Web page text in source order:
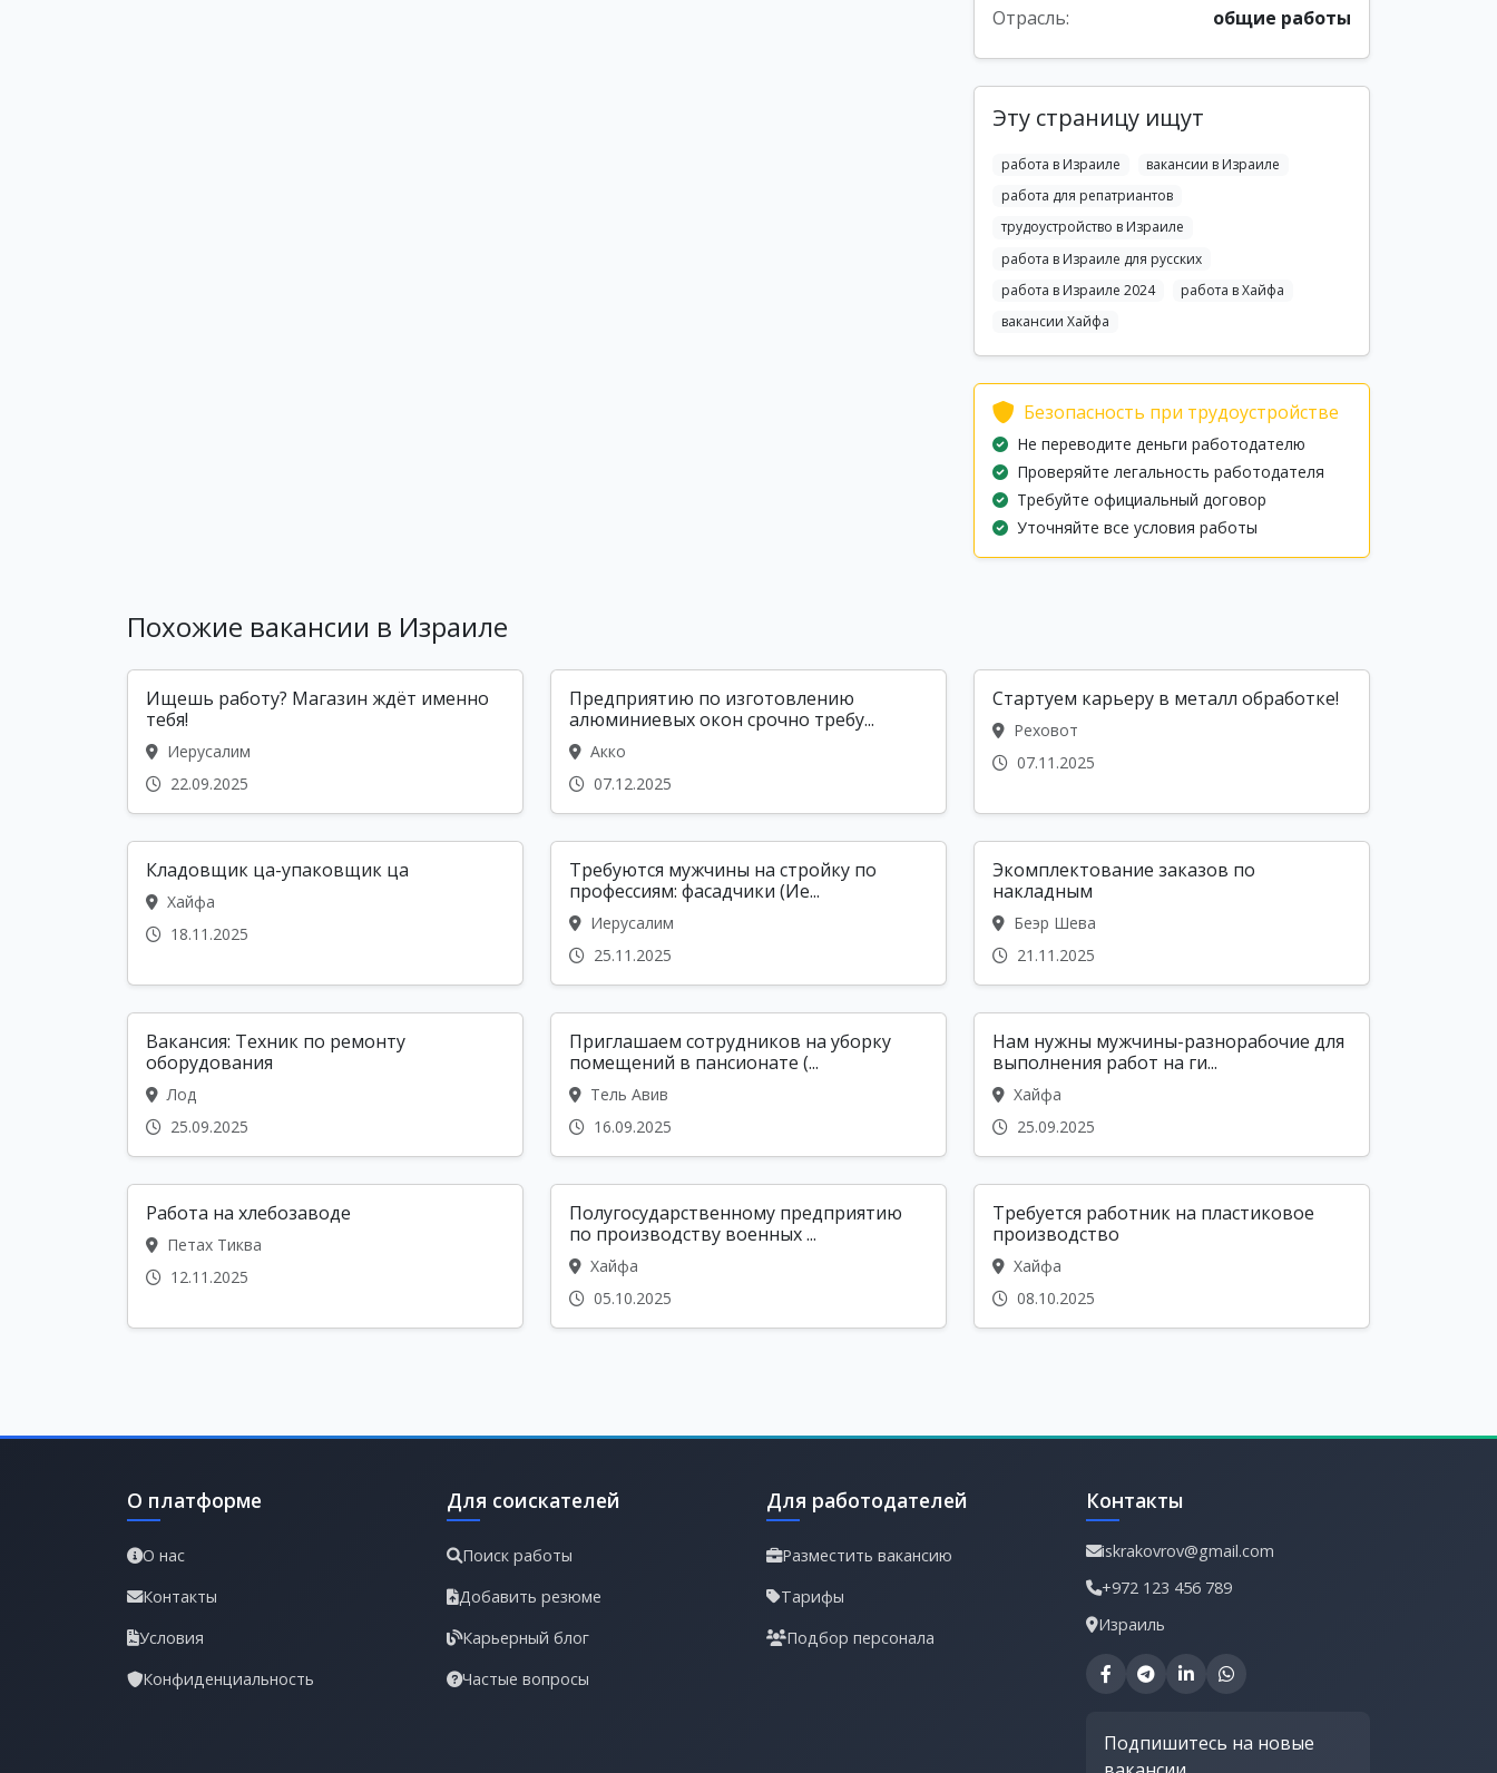
Отрасль:
общие работы
Эту страницу ищут
работа в Израиле
вакансии в Израиле
работа для репатриантов
трудоустройство в Израиле
работа в Израиле для русских
работа в Израиле 2024
работа в Хайфа
вакансии Хайфа
Безопасность при трудоустройстве
Не переводите деньги работодателю
Проверяйте легальность работодателя
Требуйте официальный договор
Уточняйте все условия работы
Похожие вакансии в Израиле
Ищешь работу? Магазин ждёт именно
тебя!
Иерусалим
22.09.2025
Предприятию по изготовлению
алюминиевых окон срочно требу...
Акко
07.12.2025
Стартуем карьеру в металл обработке!
Реховот
07.11.2025
Кладовщик ца-упаковщик ца
Хайфа
18.11.2025
Требуются мужчины на стройку по
профессиям: фасадчики (Ие...
Иерусалим
25.11.2025
Экомплектование заказов по
накладным
Беэр Шева
21.11.2025
Вакансия: Техник по ремонту
оборудования
Лод
25.09.2025
Приглашаем сотрудников на уборку
помещений в пансионате (...
Тель Авив
16.09.2025
Нам нужны мужчины-разнорабочие для
выполнения работ на ги...
Хайфа
25.09.2025
Работа на хлебозаводе
Петах Тиква
12.11.2025
Полугосударственному предприятию
по производству военных ...
Хайфа
05.10.2025
Требуется работник на пластиковое
производство
Хайфа
08.10.2025
О платформе
О нас
Контакты
Условия
Конфиденциальность
Для соискателей
Поиск работы
Добавить резюме
Карьерный блог
Частые вопросы
Для работодателей
Разместить вакансию
Тарифы
Подбор персонала
Контакты
iskrakovrov@gmail.com
+972 123 456 789
Израиль
Подпишитесь на новые